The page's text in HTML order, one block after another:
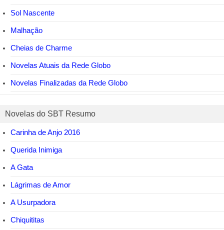
Sol Nascente
Malhação
Cheias de Charme
Novelas Atuais da Rede Globo
Novelas Finalizadas da Rede Globo
Novelas do SBT Resumo
Carinha de Anjo 2016
Querida Inimiga
A Gata
Lágrimas de Amor
A Usurpadora
Chiquititas